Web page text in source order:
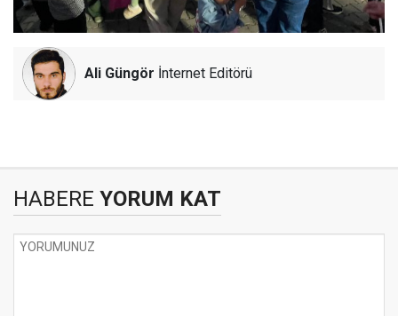
Ali Güngör İnternet Editörü
HABERE YORUM KAT